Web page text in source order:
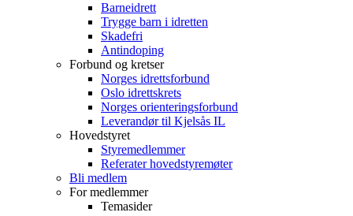
Barneidrett
Trygge barn i idretten
Skadefri
Antindoping
Forbund og kretser
Norges idrettsforbund
Oslo idrettskrets
Norges orienteringsforbund
Leverandør til Kjelsås IL
Hovedstyret
Styremedlemmer
Referater hovedstyremøter
Bli medlem
For medlemmer
Temasider